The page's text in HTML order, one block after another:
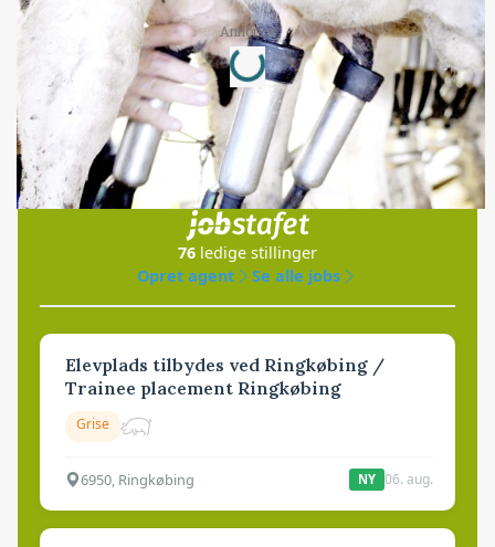
Annonce
Loading...
Jobs
i samarbejde med
76 ledige stillinger
Opret agent
Se alle jobs
Elevplads tilbydes ved Ringkøbing /
Trainee placement Ringkøbing
Grise
6950, Ringkøbing NY 06. aug.